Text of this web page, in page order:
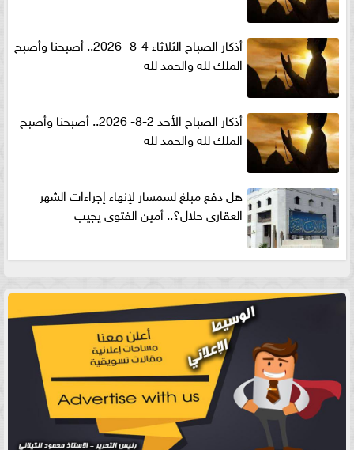
أذكار الصباح الثلاثاء 4-8- 2026.. أصبحنا وأصبح
الملك لله والحمد لله
أذكار الصباح الأحد 2-8- 2026.. أصبحنا وأصبح
الملك لله والحمد لله
هل دفع مبلغ لسمسار لإنهاء إجراءات الشهر
العقارى حلال؟.. أمين الفتوى يجيب